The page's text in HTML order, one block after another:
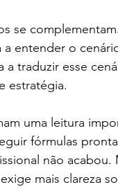
se complementam.
entender o
a traduzir esse
estratégia.
uma leitura
fórmulas
não
mais clareza